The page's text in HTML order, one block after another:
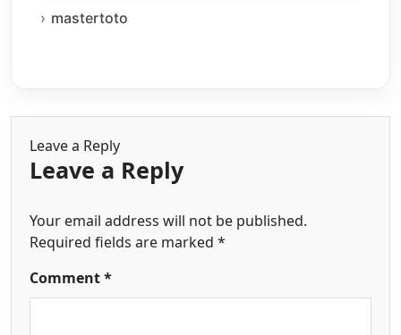
mastertoto
Leave a Reply
Leave a Reply
Your email address will not be published.
Required fields are marked *
Comment*